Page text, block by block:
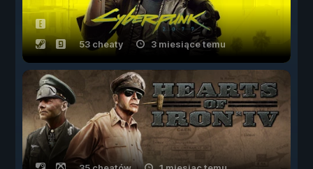
53 cheaty 3 miesiące temu